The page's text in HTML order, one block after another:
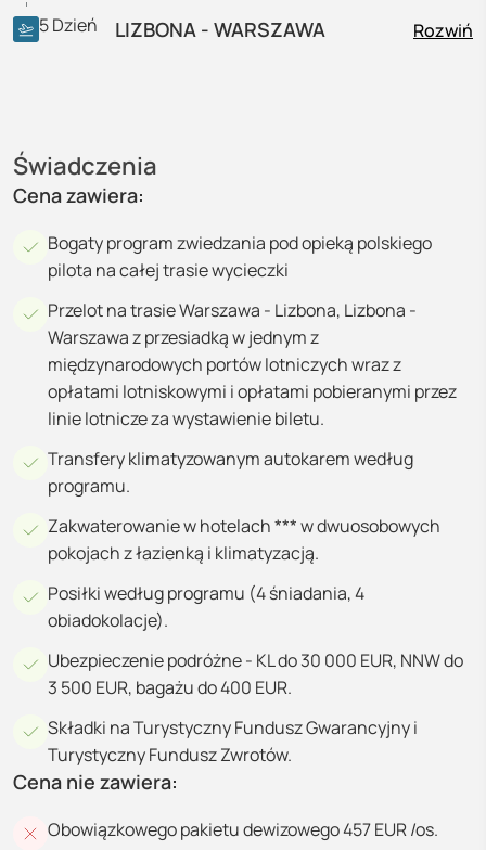
5Dzień LIZBONA - WARSZAWA Rozwiń
Świadczenia
Cena zawiera:
Bogaty program zwiedzania pod opieką polskiego
pilota na całej trasie wycieczki
Przelot na trasie Warszawa - Lizbona, Lizbona -
Warszawa z przesiadką w jednym z
międzynarodowych portów lotniczych wraz z
opłatami lotniskowymi i opłatami pobieranymi przez
linie lotnicze za wystawienie biletu.
Transfery klimatyzowanym autokarem według
programu.
Zakwaterowanie w hotelach *** w dwuosobowych
pokojach z łazienką i klimatyzacją.
Posiłki według programu (4 śniadania, 4
obiadokolacje).
Ubezpieczenie podróżne - KL do 30 000 EUR, NNW do
3 500 EUR, bagażu do 400 EUR.
Składki na Turystyczny Fundusz Gwarancyjny i
Turystyczny Fundusz Zwrotów.
Cena nie zawiera:
Obowiązkowego pakietu dewizowego 457 EUR /os.